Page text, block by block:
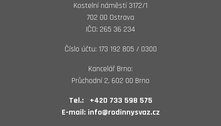
Kostelní náměstí 3172/1
702 00 Ostrava
IČO: 265 36 234
Číslo účtu: 173 192 805 / 0300
Kancelář Brno:
Průchodní 2, 602 00 Brno
Tel.:
+420 733 598 575
E-mail: info@rodinnysvaz.cz